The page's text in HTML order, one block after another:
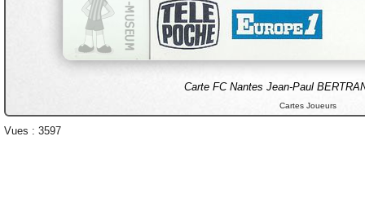
Carte FC Nantes Jean-Paul
Cartes Joueurs
Vues : 3597